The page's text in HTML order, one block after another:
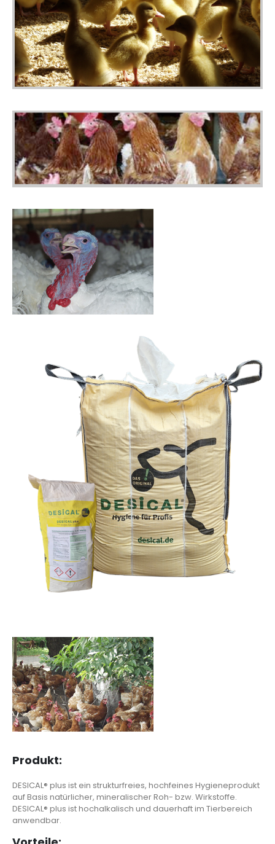
Produkt:
DESICAL® plus ist ein strukturfreies, hochfeines Hygieneprodukt
auf Basis natürlicher, mineralischer Roh- bzw. Wirkstoffe.
DESICAL® plus ist hochalkalisch und dauerhaft im Tierbereich
anwendbar.